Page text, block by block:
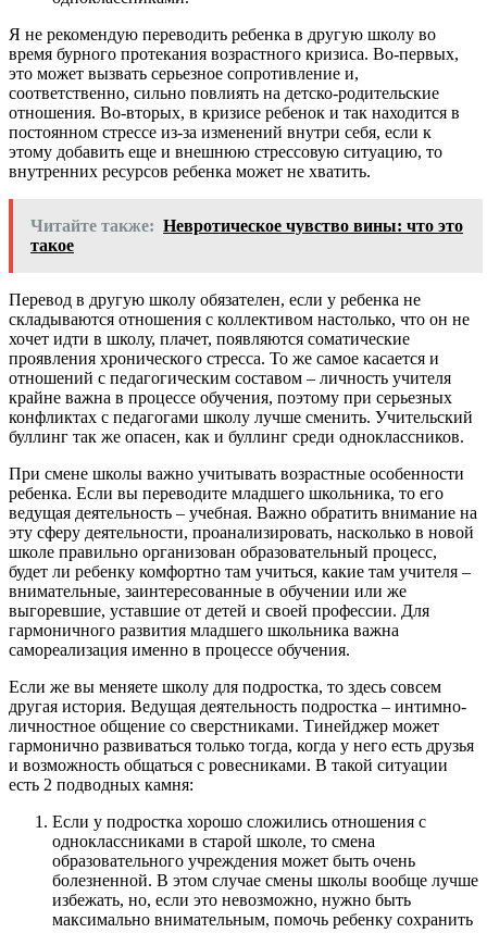
Я не рекомендую переводить ребенка в другую школу во
время бурного протекания возрастного кризиса. Во-первых,
это может вызвать серьезное сопротивление и,
соответственно, сильно повлиять на детско-родительские
отношения. Во-вторых, в кризисе ребенок и так находится в
постоянном стрессе из-за изменений внутри себя, если к
этому добавить еще и внешнюю стрессовую ситуацию, то
внутренних ресурсов ребенка может не хватить.
Читайте также: Невротическое чувство вины: что это
такое
Перевод в другую школу обязателен, если у ребенка не
складываются отношения с коллективом настолько, что он не
хочет идти в школу, плачет, появляются соматические
проявления хронического стресса. То же самое касается и
отношений с педагогическим составом – личность учителя
крайне важна в процессе обучения, поэтому при серьезных
конфликтах с педагогами школу лучше сменить. Учительский
буллинг так же опасен, как и буллинг среди одноклассников.
При смене школы важно учитывать возрастные особенности
ребенка. Если вы переводите младшего школьника, то его
ведущая деятельность – учебная. Важно обратить внимание на
эту сферу деятельности, проанализировать, насколько в новой
школе правильно организован образовательный процесс,
будет ли ребенку комфортно там учиться, какие там учителя –
внимательные, заинтересованные в обучении или же
выгоревшие, уставшие от детей и своей профессии. Для
гармоничного развития младшего школьника важна
самореализация именно в процессе обучения.
Если же вы меняете школу для подростка, то здесь совсем
другая история. Ведущая деятельность подростка – интимно-
личностное общение со сверстниками. Тинейджер может
гармонично развиваться только тогда, когда у него есть друзья
и возможность общаться с ровесниками. В такой ситуации
есть 2 подводных камня:
Если у подростка хорошо сложились отношения с
одноклассниками в старой школе, то смена
образовательного учреждения может быть очень
болезненной. В этом случае смены школы вообще лучше
избежать, но, если это невозможно, нужно быть
максимально внимательным, помочь ребенку сохранить